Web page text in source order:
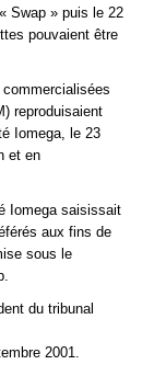
Swap » puis le 22
pouvaient être
reproduisaient
Iomega, le 23
et en
Iomega saisissait
aux fins de
sous le
du tribunal
2001.